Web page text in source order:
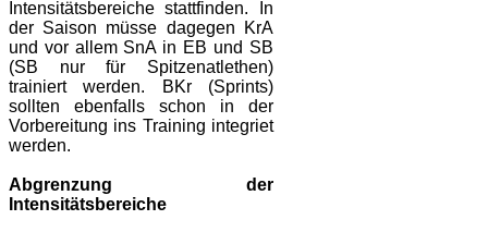
Intensitätsbereiche stattfinden. In
der Saison müsse dagegen KrA
und vor allem SnA in EB und SB
(SB nur für Spitzenatlethen)
trainiert werden. BKr (Sprints)
sollten ebenfalls schon in der
Vorbereitung ins Training integriet
werden.
Abgrenzung der
Intensitätsbereiche